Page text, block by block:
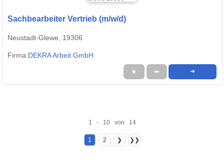
Sachbearbeiter Vertrieb (m/w/d)
Neustadt-Glewe, 19306
Firma:DEKRA Arbeit GmbH
★ ➦ ➜
1 - 10 von 14
1 2 ❯ ❯❯